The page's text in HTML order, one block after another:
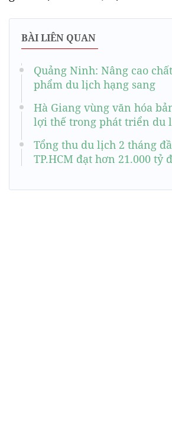
BÀI LIÊN QUAN
Quảng Ninh: Nâng cao
phẩm du lịch hạng sang
Hà Giang vùng văn hóa
lợi thế trong phát triển du
Tổng thu du lịch 2 tháng
TP.HCM đạt hơn 21.000 tỷ